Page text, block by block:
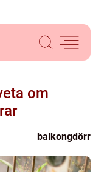
om
balkongdörr